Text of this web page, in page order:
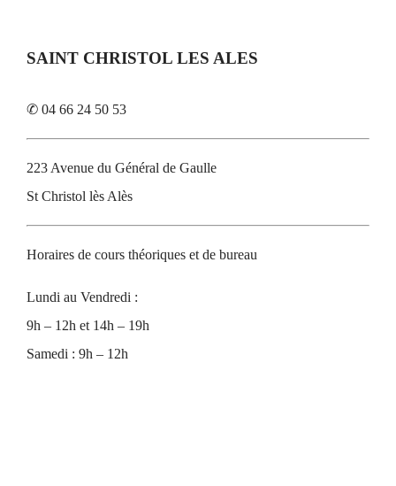
SAINT CHRISTOL LES ALES
✆ 04 66 24 50 53
223 Avenue du Général de Gaulle
St Christol lès Alès
Horaires de cours théoriques et de bureau
Lundi au Vendredi :
9h – 12h et 14h – 19h
Samedi : 9h – 12h